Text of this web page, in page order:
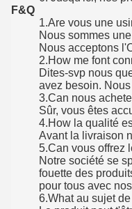
F&Q
1.Are vous une
Nous sommes
Nous acceptons
2.How me font
Dites-svp nous
avez besoin.
3.Can nous
Sûr, vous êtes
4.How la qualité
Avant la livraison
5.Can vous offrez
Notre société se
fouette des
pour tous avec
6.What au sujet